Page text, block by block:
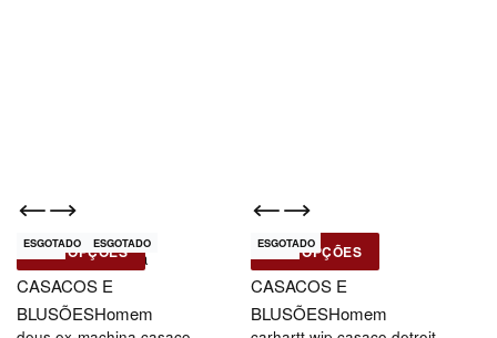
Novo -30% OFF
ESGOTADO ESGOTADO
VER OPÇÕES
Deus Ex-Machina
CASACOS E
BLUSÕESHomem
Novo -30% OFF
ESGOTADO
VER OPÇÕES
Carhartt WIP
CASACOS E
BLUSÕESHomem